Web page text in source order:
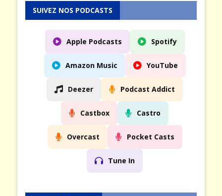
SUIVEZ NOS PODCASTS
Apple Podcasts Spotify
Amazon Music YouTube
Deezer Podcast Addict
Castbox Castro
Overcast Pocket Casts
Tune In